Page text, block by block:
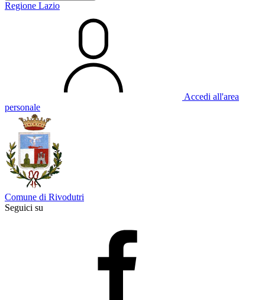
Regione Lazio
Accedi all'area
personale
Comune di Rivodutri
Seguici su